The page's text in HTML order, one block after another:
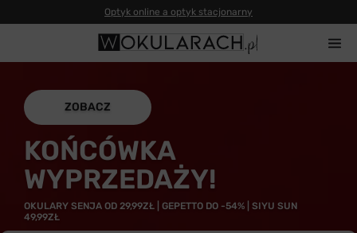
Optyk online a optyk stacjonarny
ZOBACZ
KOŃCÓWKA
WYPRZEDAŻY!
OKULARY SENJA OD 29,99ZŁ | GEPETTO DO -54% | SIYU SUN
49,99ZŁ